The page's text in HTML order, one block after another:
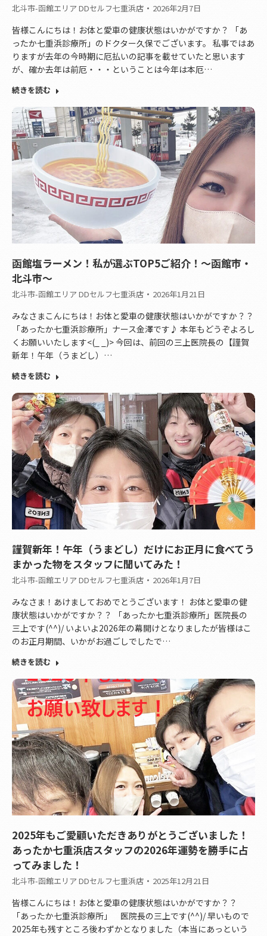
北斗市-函館エリア DDセルフ七重浜店 2026年2月7日
皆様こんにちは！お体と愛車の健康状態はいかがですか？ 「あ
ったか七重浜診療所」のドクター久保でございます。 私事ではあ
りますが去年の今時期に厄払いの記事を載せていたと思います
が、確か去年は前厄・・・ということは今年は本厄…
続きを読む
函館塩ラーメン！私が選ぶTOP5ご紹介！～函館市・
北斗市～
北斗市-函館エリア DDセルフ七重浜店 2026年1月21日
みなさまこんにちは！お体と愛車の健康状態はいかがですか？？
「あったか七重浜診療所」ナース金澤です♪ 本年もどうぞよろし
くお願いいたします<(_ _)> 今回は、前回の三上医院長の【謹賀
新年！午年（うまどし）…
続きを読む
謹賀新年！午年（うまどし）だけにお正月に食べてう
まかった物をスタッフに聞いてみた！
北斗市-函館エリア DDセルフ七重浜店 2026年1月7日
みなさま！あけましておめでとうございます！ お体と愛車の健
康状態はいかがですか？？ 「あったか七重浜診療所」医院長の
三上です(^^)/ いよいよ2026年の幕開けとなりましたが皆様はこ
のお正月期間、いかがお過ごしでしたで…
続きを読む
2025年もご愛顧いただきありがとうございました！
あったか七重浜店スタッフの2026年運勢を勝手に占
ってみました！
北斗市-函館エリア DDセルフ七重浜店 2025年12月21日
皆様こんにちは！お体と愛車の健康状態はいかがですか？？
「あったか七重浜診療所」 医院長の三上です(^^)/ 早いもので
2025年も残すところ後わずかとなりました（本当にあっという